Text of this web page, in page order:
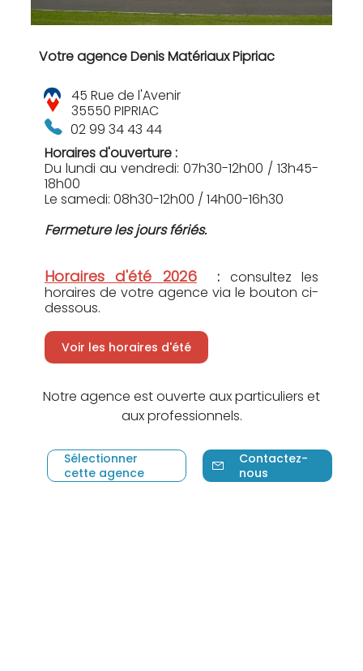
Votre agence Denis Matériaux Pipriac
45 Rue de l'Avenir
35550 PIPRIAC
02 99 34 43 44
Horaires d'ouverture :
Du lundi au vendredi: 07h30-12h00 / 13h45-
18h00
Le samedi: 08h30-12h00 / 14h00-16h30
Fermeture les jours fériés.
Horaires d'été 2026: consultez les
horaires de votre agence via le bouton ci-
dessous.
Voir les horaires d'été
Notre agence est ouverte aux particuliers et
aux professionnels.
Sélectionner
cette agence
Contactez-
nous